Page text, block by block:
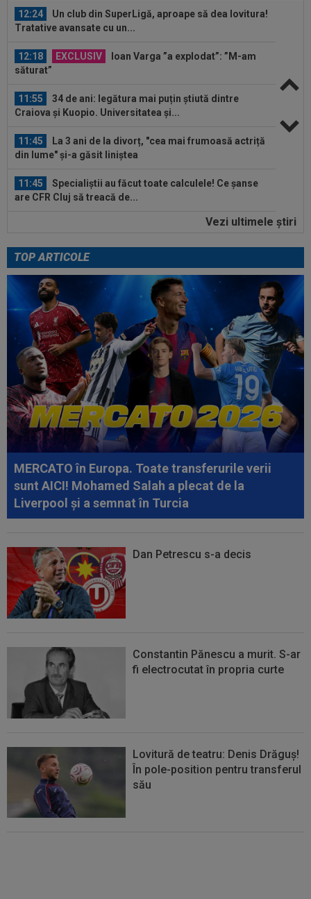
12:24
Un club din SuperLigă, aproape să dea lovitura!
Tratative avansate cu un...
12:18 EXCLUSIV
Ioan Varga ”a explodat”: ”M-am
săturat”
11:55
34 de ani: legătura mai puțin știută dintre
Craiova și Kuopio. Universitatea și...
11:45
La 3 ani de la divorț, "cea mai frumoasă actriță
din lume" și-a găsit liniștea
11:45
Specialiștii au făcut toate calculele! Ce șanse
are CFR Cluj să treacă de...
Victor Osimhen a contactat-o pe Barcelona și e
12:41
De nicăieri! Barcelona s-a întâlnit cu Rodri
pentru transferul campionului...
12:28 FOTO
Georgina, făcută "grasă" chiar înainte
de nunta cu Ronaldo! Antonela nu a stat...
12:24
Un club din SuperLigă, aproape să dea lovitura!
Tratative avansate cu un...
12:18 EXCLUSIV
Ioan Varga ”a explodat”: ”M-am
săturat”
11:55
34 de ani: legătura mai puțin știută dintre
Craiova și Kuopio. Universitatea și...
Vezi ultimele ştiri
TOP ARTICOLE
MERCATO în Europa. Toate transferurile verii
sunt AICI! Mohamed Salah a plecat de la
Liverpool și a semnat în Turcia
Dan Petrescu s-a decis
Constantin Pănescu a murit. S-ar
fi electrocutat în propria curte
Lovitură de teatru: Denis Drăguș!
În pole-position pentru transferul
său